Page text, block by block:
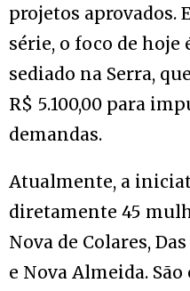
projetos aprovados.
série, o foco de hoje
sediado na Serra,
R$ 5.100,00 para
demandas.
Atualmente, a
diretamente 45
Nova de Colares,
e Nova Almeida.